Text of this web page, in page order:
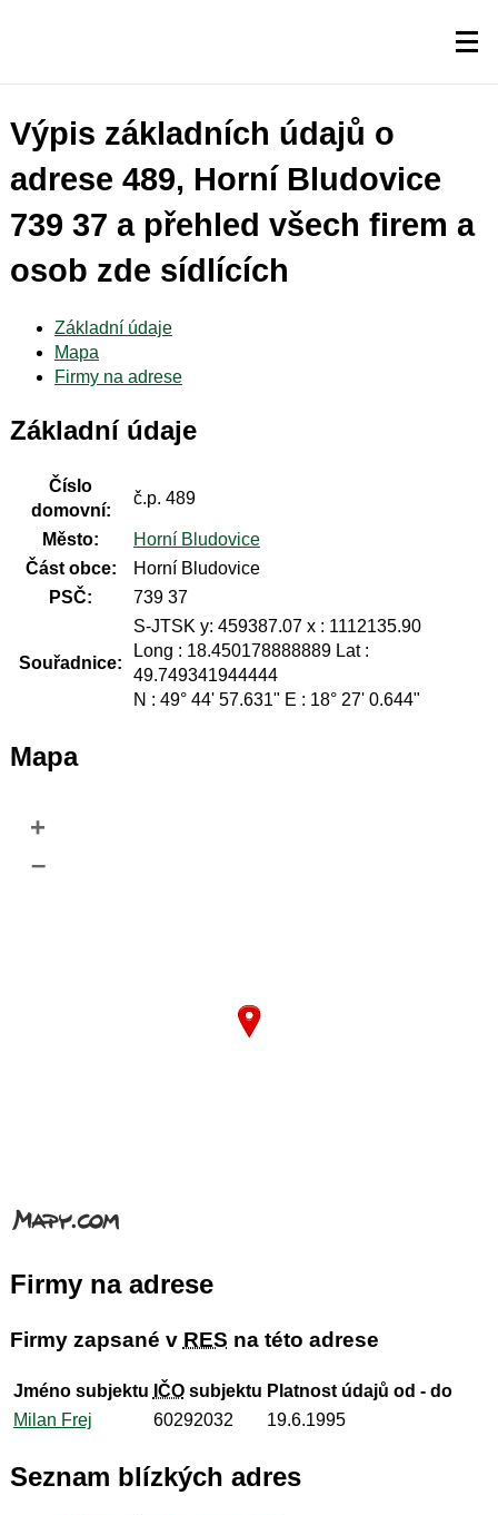
Výpis základních údajů o
adrese 489, Horní Bludovice
739 37 a přehled všech firem a
osob zde sídlících
Základní údaje
Mapa
Firmy na adrese
Základní údaje
Číslo
domovní:
č.p. 489
Město:
Horní Bludovice
Část obce:
Horní Bludovice
PSČ:
739 37
Souřadnice:
S-JTSK y: 459387.07 x : 1112135.90
Long : 18.450178888889 Lat :
49.749341944444
N : 49° 44' 57.631" E : 18° 27' 0.644"
Mapa
+
–
Firmy na adrese
Firmy zapsané v RES na této adrese
Jméno subjektu IČOsubjektu Platnost údajů od - do
Milan Frej
60292032 19.6.1995
Seznam blízkých adres